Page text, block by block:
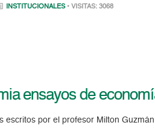
INSTITUCIONALES • VISITAS: 3068
ensayos de
escritos por el profesor Milton